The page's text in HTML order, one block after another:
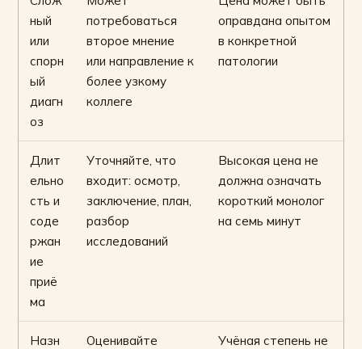
ный
или
спорн
ый
диагн
оз
потребоваться
второе мнение
или направление к
более узкому
коллеге
оправдана опытом
в конкретной
патологии
Длит
ельно
сть и
соде
ржан
ие
приё
ма
Уточняйте, что
входит: осмотр,
заключение, план,
разбор
исследований
Высокая цена не
должна означать
короткий монолог
на семь минут
Назн
Оценивайте
Учёная степень не